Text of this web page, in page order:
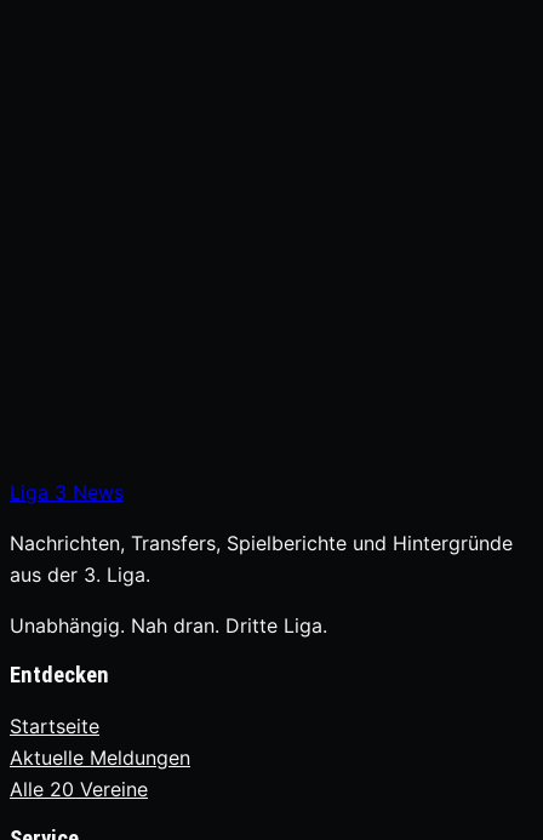
Liga 3 News
Nachrichten, Transfers, Spielberichte und Hintergründe
aus der 3. Liga.
Unabhängig. Nah dran. Dritte Liga.
Entdecken
Startseite
Aktuelle Meldungen
Alle 20 Vereine